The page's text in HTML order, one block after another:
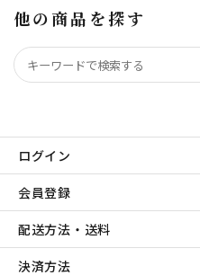
他の商品を探す
ログイン
会員登録
配送方法・送料
決済方法